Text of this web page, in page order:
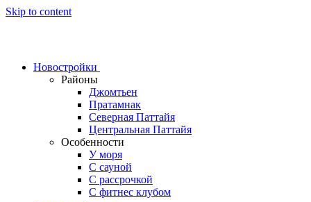
Skip to content
Новостройки
Районы
Джомтьен
Пратамнак
Северная Паттайя
Центральная Паттайя
Особенности
У моря
С сауной
С рассрочкой
С фитнес клубом